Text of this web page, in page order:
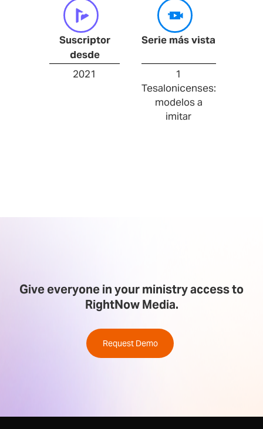
Suscriptor
desde
2021
Serie más vista
1
Tesalonicenses:
modelos a
imitar
Give everyone in your ministry access to
RightNow Media.
Request Demo